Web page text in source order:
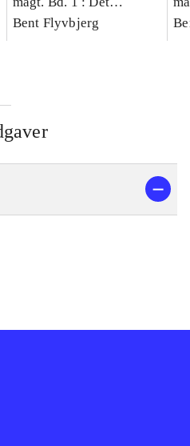
konkretes videnskab
Bent Flyvbjerg